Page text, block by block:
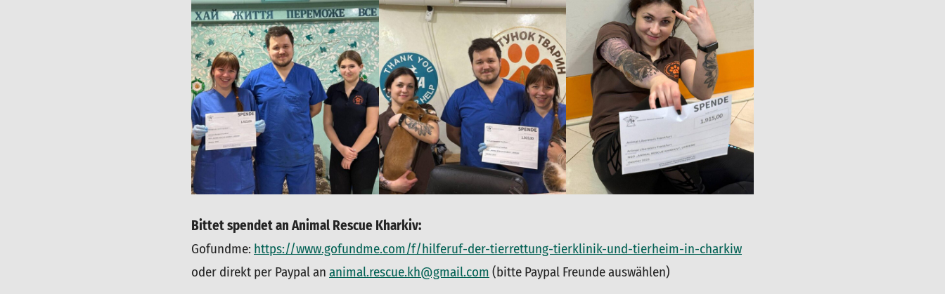
Bittet spendet an Animal Rescue Kharkiv:
Gofundme: https://www.gofundme.com/f/hilferuf-der-tierrettung-tierklinik-und-tierheim-in-charkiw
oder direkt per Paypal an animal.rescue.kh@gmail.com (bitte Paypal Freunde auswählen)